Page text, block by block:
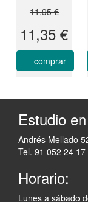
11,95 €
11,35 €
comprar
Estudio
Andrés Mellado
Tel. 91 052 24 17
Horario:
Lunes a sábado